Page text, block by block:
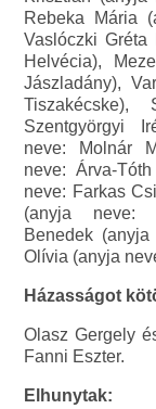
Rebeka Mária
Vaslóczki
Helvécia),
Jászladány),
Szentgyörgyi
neve: Molnár
neve: Árva-
neve: Farkas
(anyja neve:
Benedek
Olívia (anyja
Házasságot
Olasz Gergely
Fanni Eszter.
Elhunytak: